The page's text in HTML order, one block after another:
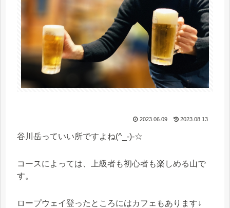
2023.06.09 2023.08.13
谷川岳っていい所ですよね(^_-)-☆
コースによっては、上級者も初心者も楽しめる山で
す。
ロープウェイ登ったところにはカフェもあります↓